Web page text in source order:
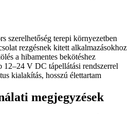
szerelhetőség terepi környezetben
rezgésnek kitett alkalmazásokhoz
a hibamentes bekötéshez
V DC tápellátási rendszerrel
kialakítás, hosszú élettartam
megjegyzések